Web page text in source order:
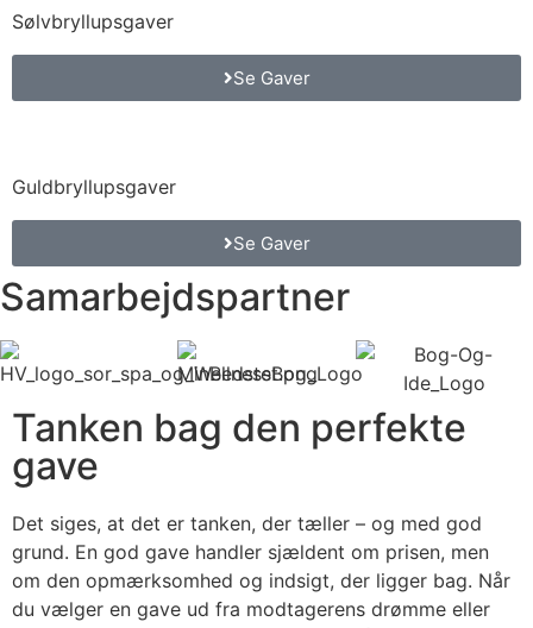
Sølvbryllupsgaver
Se Gaver
Guldbryllupsgaver
Se Gaver
Samarbejdspartner
Tanken bag den perfekte
gave
Det siges, at det er tanken, der tæller – og med god
grund. En god gave handler sjældent om prisen, men
om den opmærksomhed og indsigt, der ligger bag. Når
du vælger en gave ud fra modtagerens drømme eller